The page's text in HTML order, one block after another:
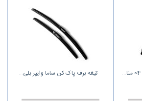
تیغه برف پاک کن ساما وایپر بلی